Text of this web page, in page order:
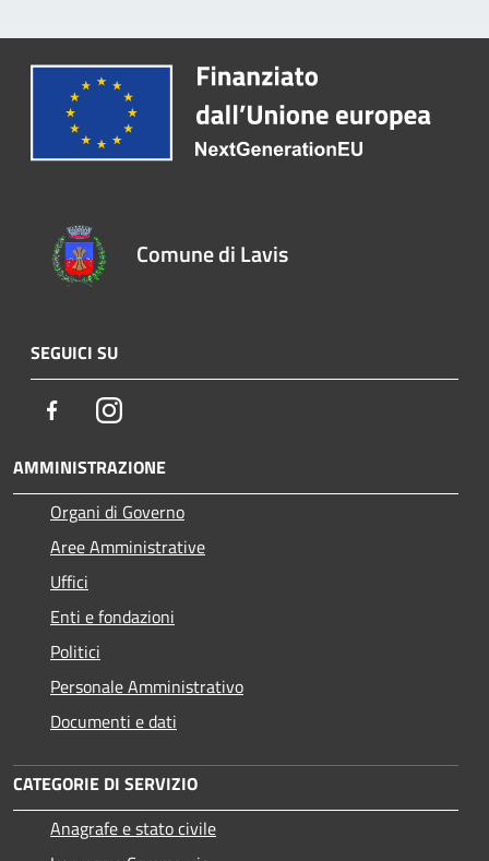
Comune di Lavis
SEGUICI SU
FacebookInstagram
AMMINISTRAZIONE
Organi di Governo
Aree Amministrative
Uffici
Enti e fondazioni
Politici
Personale Amministrativo
Documenti e dati
CATEGORIE DI SERVIZIO
Anagrafe e stato civile